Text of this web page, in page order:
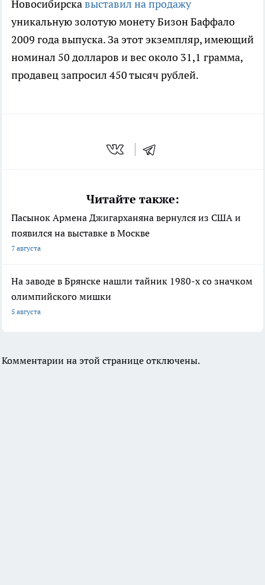
Новосибирскавыставил на продажу
уникальную золотую монету Бизон Баффало
2009 года выпуска. За этот экземпляр, имеющий
номинал 50 долларов и вес около 31,1 грамма,
продавец запросил 450 тысяч рублей.
Читайте также:
Пасынок Армена Джигарханяна вернулся из США и
появился на выставке в Москве
7 августа
На заводе в Брянске нашли тайник 1980-х со значком
олимпийского мишки
5 августа
Комментарии на этой странице отключены.